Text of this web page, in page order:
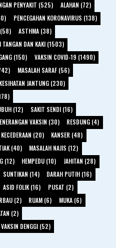
PENYAKIT (525)
ALAHAN (72)
PENCEGAHAN KORONAVIRUS (138)
(58)
ASTHMA (38)
TANGAN DAN KAKI (1503)
(150)
VAKSIN COVID-19 (1490)
MASALAH SARAF (56)
JANTUNG (230)
(12)
SAKIT SENDI (16)
VAKSIN (30)
RESDUNG (4)
KECEDERAAN (20)
KANSER (48)
(40)
MASALAH NAJIS (12)
(12) HEMPEDU (10)
JAHITAN (28)
SUNTIKAN (14)
DARAH PUTIH (16)
ASID FOLIK (16)
PUSAT (2)
(2) RUAM (6)
MUKA (6)
(2)
VAKSIN DENGGI (52)